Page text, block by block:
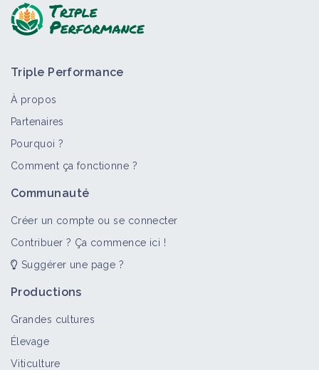
Triple Performance
À propos
Partenaires
Pourquoi ?
Comment ça fonctionne ?
Communauté
Créer un compte ou se connecter
Contribuer ? Ça commence ici !
Suggérer une page ?
Productions
Grandes cultures
Élevage
Viticulture